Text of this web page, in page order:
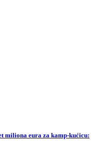
miliona eura za kamp-kućicu: